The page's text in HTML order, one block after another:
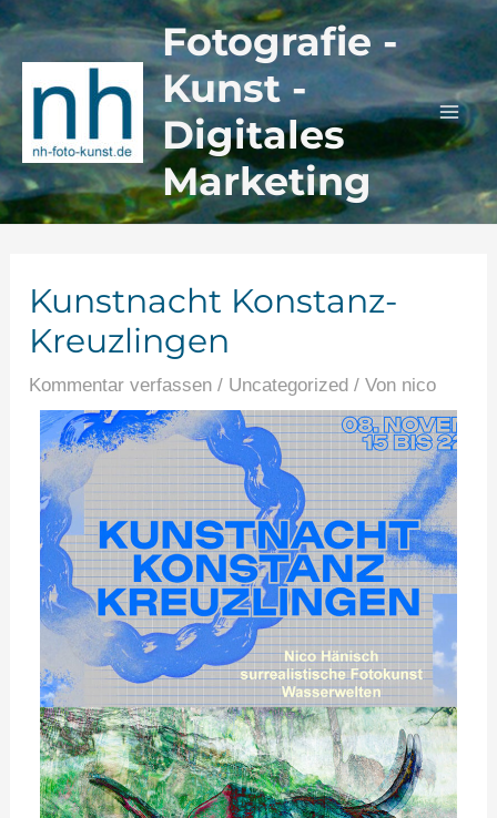
Zum
Inhalt
Fotografie -
Kunst -
Digitales
Marketing
Kunstnacht Konstanz-
Kreuzlingen
Kommentar verfassen / Uncategorized / Von nico
Beitragsnavigation